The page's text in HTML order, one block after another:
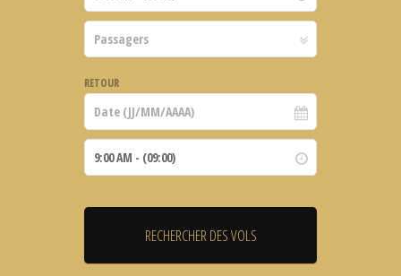
RETOUR